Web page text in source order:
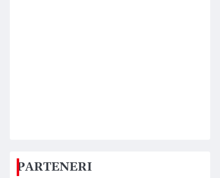
PARTENERI